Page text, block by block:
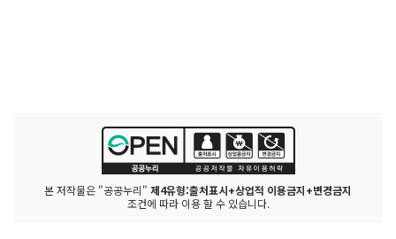
본 저작물은 "공공누리" 제4유형:출처표시+상업적 이용금지+변경금지
조건에 따라 이용 할 수 있습니다.